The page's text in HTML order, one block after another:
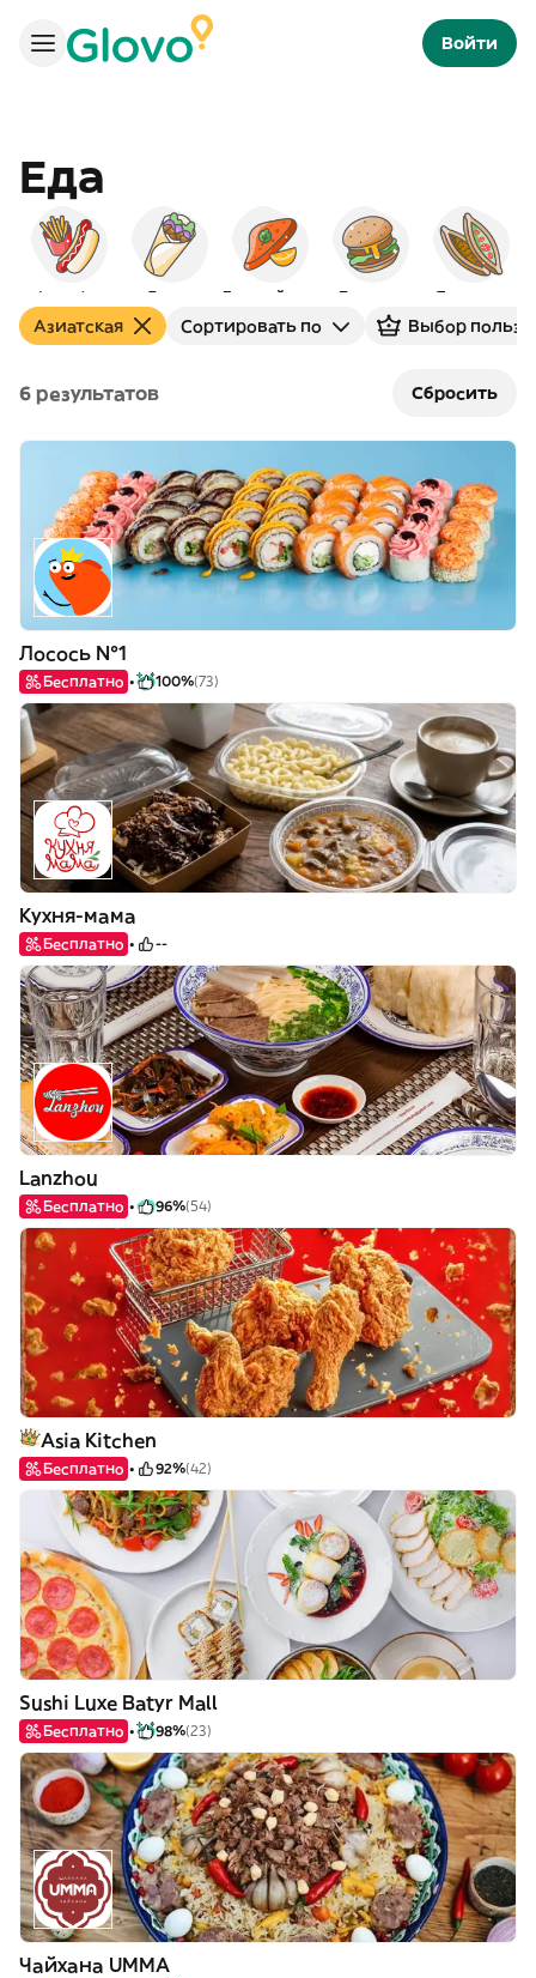
Войти
Еда
Фаст-фуд Донер Европейская Бургеры Турецкая
Азиатская Сортировать по Выбор
6 результатов Сбросить
Лосось №1
Бесплатно 100%(73)
Кухня-мама
Бесплатно --
Lanzhou
Бесплатно 96%(54)
Asia Kitchen
Бесплатно 92%(42)
Sushi Luxe Batyr Mall
Бесплатно 98%(23)
Чайхана UMMA